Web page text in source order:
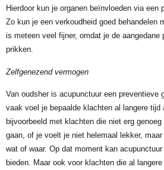
Hierdoor kun je organen beïnvloeden via een
Zo kun je een verkoudheid goed behandelen
is meteen veel fijner, omdat je de
prikken.
Zelfgenezend vermogen
Van oudsher is acupunctuur een preventieve
vaak voel je bepaalde klachten al langere tijd
bijvoorbeeld met klachten die niet erg
gaan, of je voelt je niet helemaal lekker,
wat of waar. Op dat moment kan
bieden. Maar ook voor klachten die al